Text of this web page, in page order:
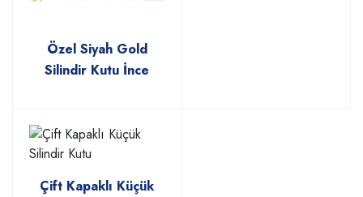
Özel Siyah Gold
Silindir Kutu İnce
Çift Kapaklı Küçük